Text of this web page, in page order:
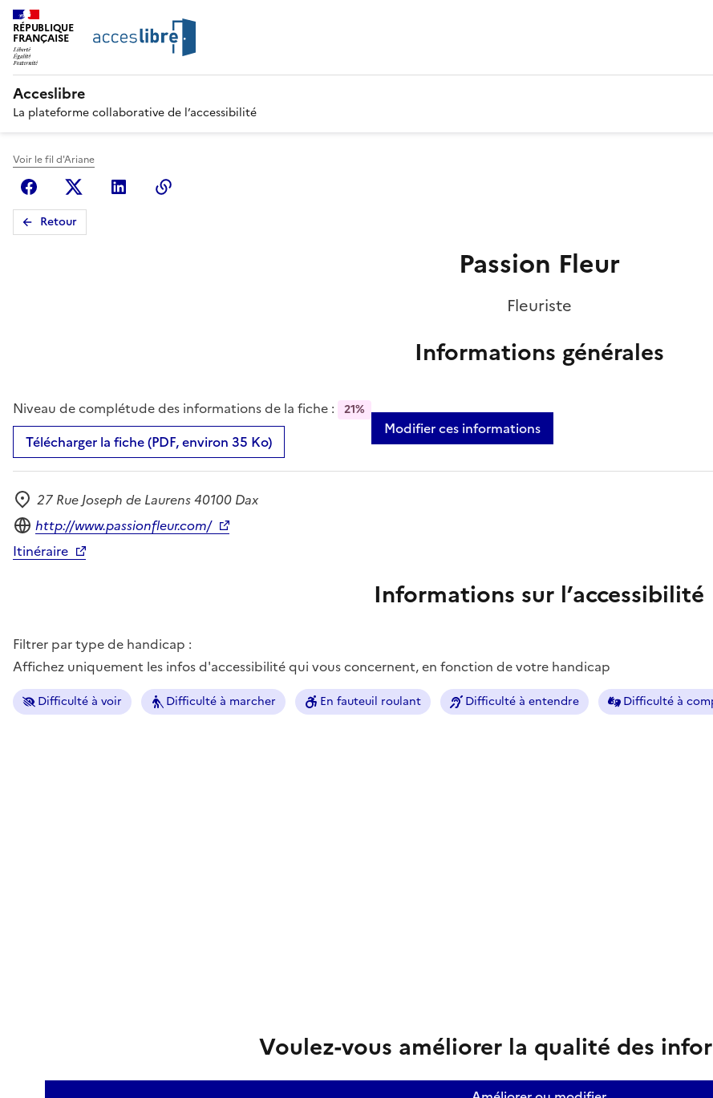
RÉPUBLIQUE
FRANÇAISE
Acceslibre
La plateforme collaborative de l’accessibilité
Voir le fil d'Ariane
FacebookX (anciennement Twitter)
Linkedin
Retour
Passion Fleur
Fleuriste
Informations générales
Niveau de complétude des informations de la fiche : 21%
Télécharger la fiche (PDF, environ 35 Ko)
Modifier ces informations
Adresse
27 Rue Joseph de Laurens 40100 Dax
Site internet
http://www.passionfleur.com/
Itinéraire
Informations sur l’accessibilité
Filtrer par type de handicap :
Affichez uniquement les infos d'accessibilité qui vous concernent, en fonction de votre handicap
Difficulté à voir Difficulté à marcher En fauteuil roulant Difficulté à entendre Difficulté à
Voulez-vous améliorer la qualité des